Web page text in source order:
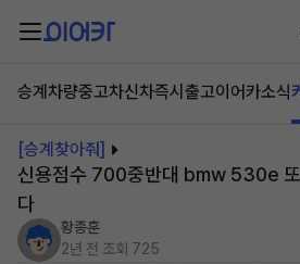
승계차량중고차신차즉시출고이어카소식
[승계찾아줘]
신용점수 700중반대 bmw 530e
다
황종훈
2년 전 조회 725